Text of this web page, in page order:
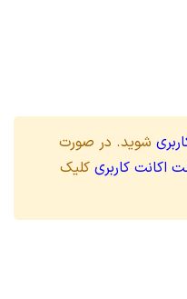
شوید. در صورت
اکانت کاربری کلیک